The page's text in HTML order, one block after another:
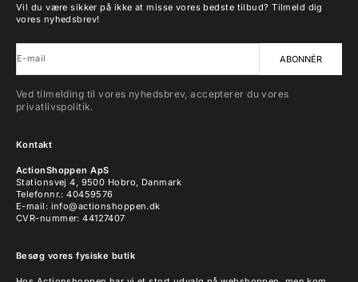
Vil du være sikker på ikke at misse vores bedste tilbud? Tilmeld dig
vores nyhedsbrev!
E-mail ABONNÉR
Ved tilmelding til vores nyhedsbrev, accepterer du vores
privatlivspolitik.
Kontakt
ActionShoppen ApS
Stationsvej 4, 9500 Hobro, Danmark
Telefonnr.: 40459576
E-mail: info@actionshoppen.dk
CVR-nummer: 44127407
Besøg vores fysiske butik